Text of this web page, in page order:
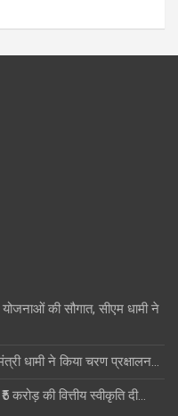
की सौगात, सीएम धामी ने
धामी ने किया चरण प्रक्षालन…
की वित्तीय स्वीकृति दी…